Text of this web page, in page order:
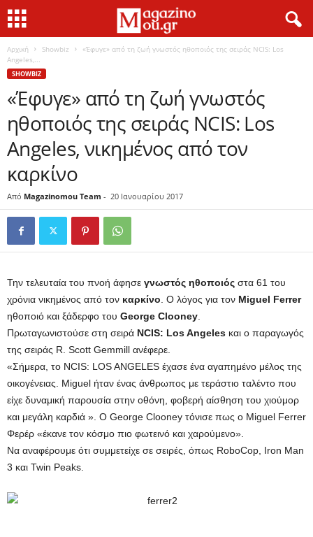
Αρχική Showbiz
«Έφυγε» από τη ζωή γνωστός ηθοποιός της σειράς NCIS: Los
Angeles,...
SHOWBIZ
«Έφυγε» από τη ζωή γνωστός
ηθοποιός της σειράς NCIS: Los
Angeles, νικημένος από τον
καρκίνο
Από Magazinomou Team - 20 Ιανουαρίου 2017
Την τελευταία του πνοή άφησε γνωστός ηθοποιός στα 61 του
χρόνια νικημένος από τον καρκίνο . Ο λόγος για τον Miguel Ferrer
ηθοποιό και ξάδερφο του George Clooney
Πρωταγωνιστούσε στη σειρά NCIS: Los Angeles και ο παραγωγός
της σειράς R. Scott Gemmill ανέφερε.
«Σήμερα, το NCIS: LOS ANGELES έχασε ένα αγαπημένο μέλος της
οικογένειας. Miguel ήταν ένας άνθρωπος με τεράστιο ταλέντο που
είχε δυναμική παρουσία στην οθόνη, φοβερή αίσθηση του χιούμορ
και μεγάλη καρδιά ». Ο George Clooney τόνισε πως ο Miguel Ferrer
Φερέρ «έκανε τον κόσμο πιο φωτεινό και χαρούμενο».
Να αναφέρουμε ότι συμμετείχε σε σειρές, όπως RoboCop, Iron Man
3 και Twin Peaks.